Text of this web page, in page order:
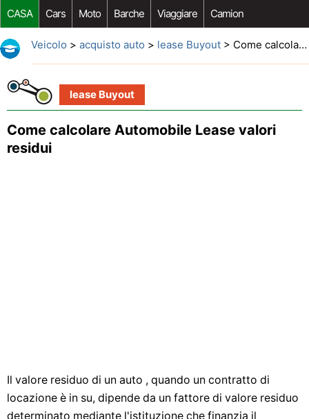
CASA Cars Moto Barche Viaggiare Camion
Riparazione Auto Acquisto Auto Car Opzioni Aftermarket
Veicolo > acquisto auto > lease Buyout> Come calcolare Automobile Lease valori residui
lease Buyout
Come calcolare Automobile Lease valori
residui
Il valore residuo di un auto , quando un contratto di
locazione è in su, dipende da un fattore di valore residuo
determinato mediante l'istituzione che finanzia il